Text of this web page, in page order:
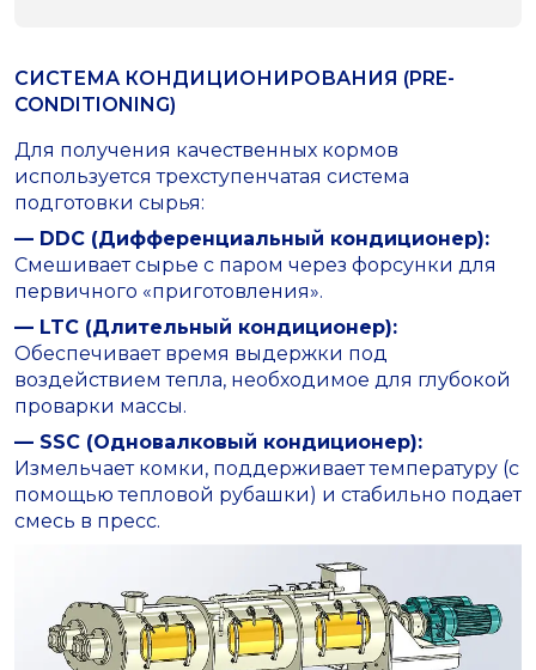
СИСТЕМА КОНДИЦИОНИРОВАНИЯ (PRE-
CONDITIONING)
Для получения качественных кормов
используется трехступенчатая система
подготовки сырья:
— DDC (Дифференциальный кондиционер):
Смешивает сырье с паром через форсунки для
первичного «приготовления».
— LTC (Длительный кондиционер):
Обеспечивает время выдержки под
воздействием тепла, необходимое для глубокой
проварки массы.
— SSC (Одновалковый кондиционер):
Измельчает комки, поддерживает температуру (с
помощью тепловой рубашки) и стабильно подает
смесь в пресс.